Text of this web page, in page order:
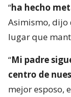
“ha hecho
Asimismo, dijo
lugar que
“Mi padre
centro de
mejor esposo,